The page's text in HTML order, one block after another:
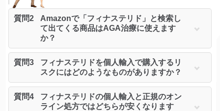
質問2
Amazonで「フィナステリド」と検索し
て出てくる商品はAGA治療に使えます
か？
質問3
フィナステリドを個人輸入で購入するリ
スクにはどのようなものがありますか？
質問4
フィナステリドの個人輸入と正規のオン
ライン処方ではどちらが安くなります